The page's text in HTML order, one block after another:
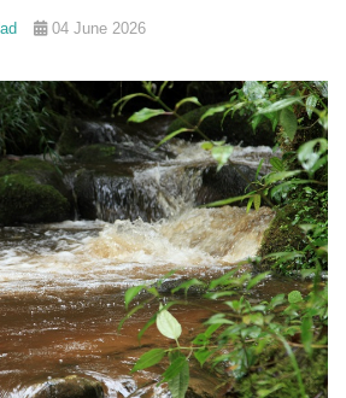
04 June 2026